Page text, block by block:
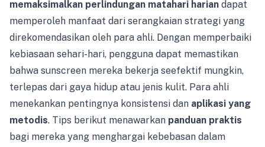
memaksimalkan perlindungan matahari harian dapat
memperoleh manfaat dari serangkaian strategi yang
direkomendasikan oleh para ahli. Dengan memperbaiki
kebiasaan sehari-hari, pengguna dapat memastikan
bahwa sunscreen mereka bekerja seefektif mungkin,
terlepas dari gaya hidup atau jenis kulit. Para ahli
menekankan pentingnya konsistensi dan aplikasi yang
metodis. Tips berikut menawarkan panduan praktis
bagi mereka yang menghargai kebebasan dalam